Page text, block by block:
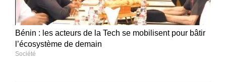
Bénin : les acteurs de la Tech se mobilisent pour bâtir
l’écosystème de demain
Société